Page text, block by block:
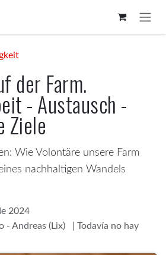
der Farm.
- Austausch -
Ziele
Wie Volontäre unsere Farm
nachhaltigen Wandels
2024
- Andreas (Lix)
| Todavía no hay